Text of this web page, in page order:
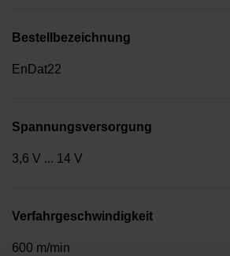
Bestellbezeichnung
EnDat22
Spannungsversorgung
3,6 V ... 14 V
Verfahrgeschwindigkeit
600 m/min